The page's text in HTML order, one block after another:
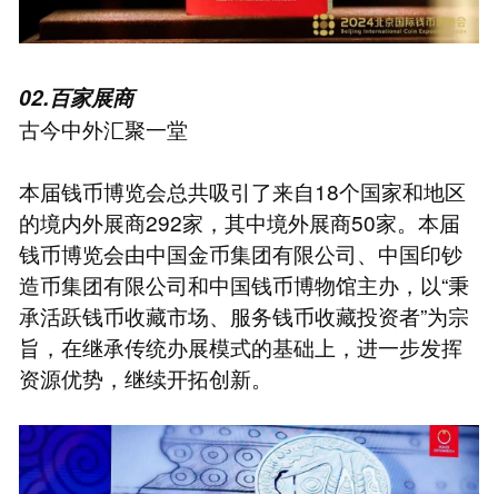
02.百家展商
古今中外汇聚一堂
本届钱币博览会总共吸引了来自18个国家和地区
的境内外展商292家，其中境外展商50家。本届
钱币博览会由中国金币集团有限公司、中国印钞
造币集团有限公司和中国钱币博物馆主办，以“秉
承活跃钱币收藏市场、服务钱币收藏投资者”为宗
旨，在继承传统办展模式的基础上，进一步发挥
资源优势，继续开拓创新。